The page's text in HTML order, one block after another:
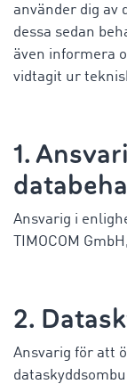
använder dig av
dessa sedan
även informera
vidtagit ur
1.
Ansvarig i
TIMOCOM
2.
Ansvarig för att